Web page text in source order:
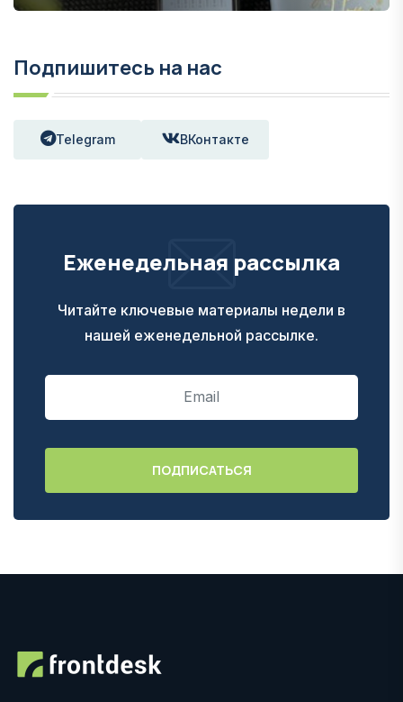
Подпишитесь на нас
Telegram ВКонтакте
Еженедельная рассылка
Читайте ключевые материалы недели в
нашей еженедельной рассылке.